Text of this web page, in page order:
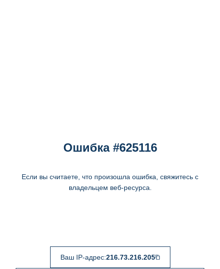
Ошибка #625116
Если вы считаете, что произошла ошибка, свяжитесь с
владельцем веб-ресурса.
Ваш IP-адрес:216.73.216.205